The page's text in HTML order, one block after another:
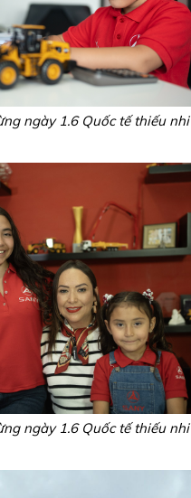
ngày 1.6 Quốc tế thiếu nhi
ngày 1.6 Quốc tế thiếu nhi